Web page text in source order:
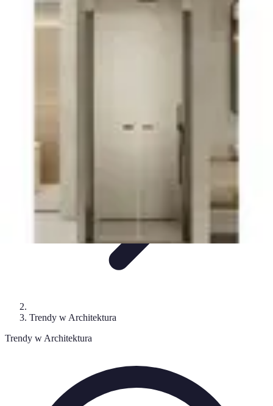
Projektowanie wnętrz
Trendy w Architektura
Trendy w Architektura